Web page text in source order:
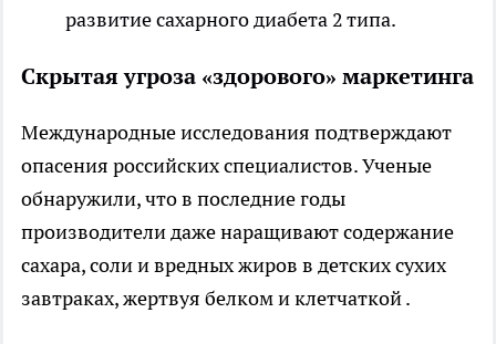
развитие сахарного диабета 2 типа.
Скрытая угроза «здорового» маркетинга
Международные исследования подтверждают
опасения российских специалистов. Ученые
обнаружили, что в последние годы
производители даже наращивают содержание
сахара, соли и вредных жиров в детских сухих
завтраках, жертвуя белком и клетчаткой .